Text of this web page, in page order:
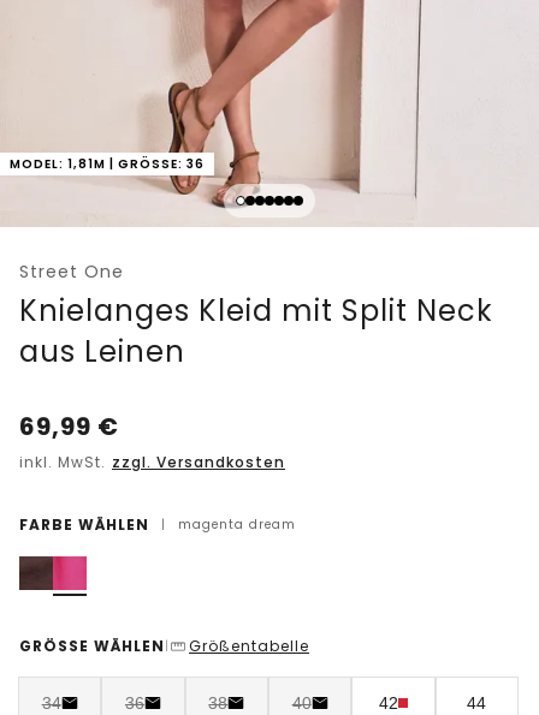
MODEL: 1,81M | GRÖSSE: 36
Street One
Knielanges Kleid mit Split Neck
aus Leinen
69,99 €
inkl. MwSt. zzgl. Versandkosten
FARBE WÄHLEN | magenta dream
GRÖSSE WÄHLEN | Größentabelle
34 36 38 40 42 44